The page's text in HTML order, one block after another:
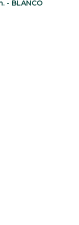
- BLANCO